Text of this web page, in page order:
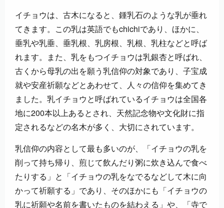
イチョウは、古木になると、鍾乳石のような乳が垂れ
てきます。この乳は英語でもchichiであり、ほかに、
垂乳や乳垂、垂乳根、乳房根、乳根、乳柱などと呼ば
れます。また、乳をもつイチョウは乳銀杏と呼ばれ、
古くから母乳の出を願う乳信仰の対象であり、子宝成
就や安産祈願などとあわせて、人々の信仰を集めてき
ました。乳イチョウと呼ばれているイチョウは全国各
地に200本以上あるとされ、天然記念物や文化財に指
定されるなどの名木が多く、大切にされています。
乳信仰の内容として最も多いのが、「イチョウの乳を
削って持ち帰り、煎じて飲んだり粥に炊き込んで食べ
たりする」と「イチョウの乳をなでるなどして木に向
かって祈願する」であり、そのほかにも「イチョウの
乳に祈願や名前を書いたものを結わえる」や、「寺で